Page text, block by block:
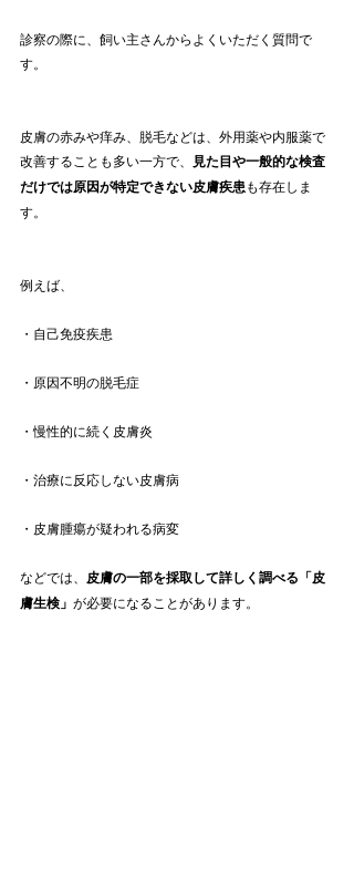
診察の際に、飼い主さんからよくいただく質問で
す。
皮膚の赤みや痒み、脱毛などは、外用薬や内服薬で
改善することも多い一方で、
見た目や一般的な検査
だけでは原因が特定できない皮膚疾患も存在しま
す。
例えば、
・自己免疫疾患
・原因不明の脱毛症
・慢性的に続く皮膚炎
・治療に反応しない皮膚病
・皮膚腫瘍が疑われる病変
などでは、 皮膚の一部を採取して詳しく調べる「皮
膚生検」 が必要になることがあります。